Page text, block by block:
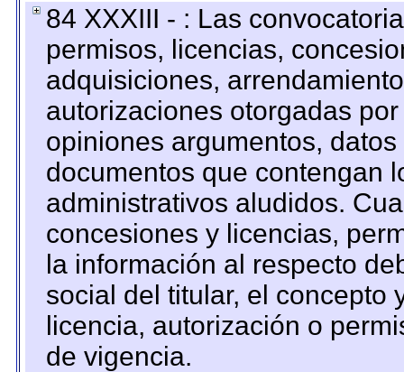
84 XXXIII - : Las
permisos, licencias,
adquisiciones,
autorizaciones otorgadas
opiniones argumentos,
documentos que contengan
administrativos aludidos.
concesiones y licencias,
la información al respecto
social del titular, el concepto
licencia, autorización o
de vigencia.